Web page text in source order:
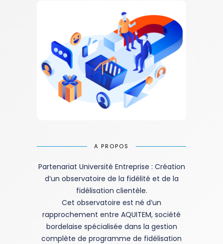
A PROPOS
Partenariat Université Entreprise : Création
d’un observatoire de la fidélité et de la
fidélisation clientèle.
Cet observatoire est né d’un
rapprochement entre AQUITEM, société
bordelaise spécialisée dans la gestion
complète de programme de fidélisation